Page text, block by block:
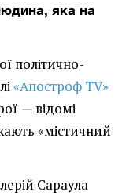
яка на
політично-
«Апостроф TV»
— відомі
«містичний
Сараула